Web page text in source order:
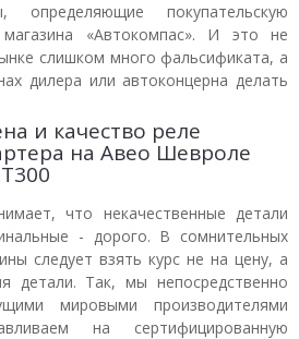
покупательскую
«Автокомпас». И это не
слишком много фальсификата, а
дилера или автоконцерна делать
и качество реле
на Авео Шевроле
что некачественные детали
- дорого. В сомнительных
следует взять курс не на цену, а
детали. Так, мы непосредственно
мировыми производителями
на сертифицированную